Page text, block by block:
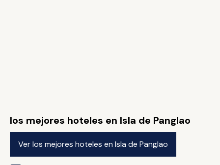
los mejores hoteles en Isla de Panglao
Ver los mejores hoteles en Isla de Panglao